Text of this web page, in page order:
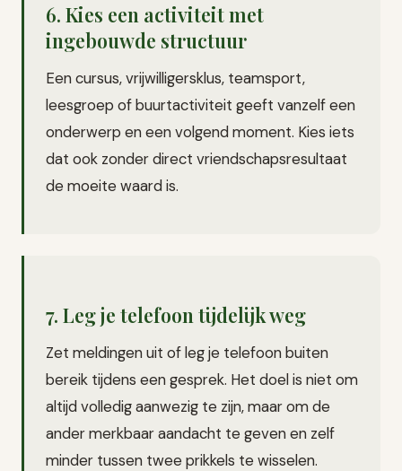
6. Kies een activiteit met
ingebouwde structuur
Een cursus, vrijwilligersklus, teamsport,
leesgroep of buurtactiviteit geeft vanzelf een
onderwerp en een volgend moment. Kies iets
dat ook zonder direct vriendschapsresultaat
de moeite waard is.
7. Leg je telefoon tijdelijk weg
Zet meldingen uit of leg je telefoon buiten
bereik tijdens een gesprek. Het doel is niet om
altijd volledig aanwezig te zijn, maar om de
ander merkbaar aandacht te geven en zelf
minder tussen twee prikkels te wisselen.